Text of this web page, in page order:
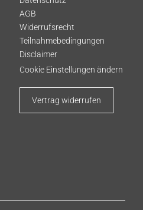
AGB
Widerrufsrecht
Teilnahmebedingungen
Disclaimer
Cookie Einstellungen ändern
Vertrag widerrufen